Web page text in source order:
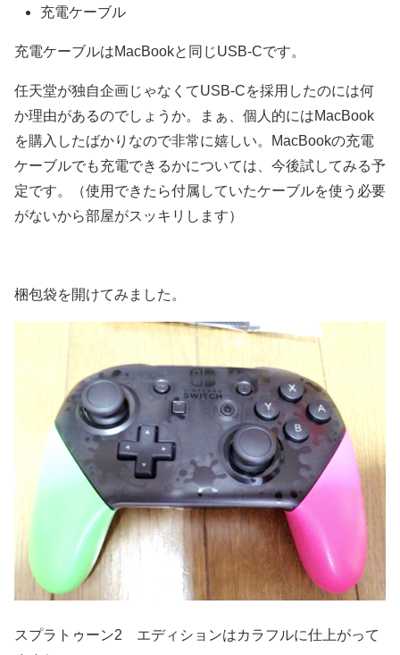
充電ケーブル
充電ケーブルはMacBookと同じUSB-Cです。
任天堂が独自企画じゃなくてUSB-Cを採用したのには何
か理由があるのでしょうか。まぁ、個人的にはMacBook
を購入したばかりなので非常に嬉しい。MacBookの充電
ケーブルでも充電できるかについては、今後試してみる予
定です。（使用できたら付属していたケーブルを使う必要
がないから部屋がスッキリします）
梱包袋を開けてみました。
スプラトゥーン2 エディションはカラフルに仕上がって